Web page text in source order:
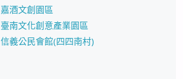
嘉酒文創園區
臺南文化創意產業園區
信義公民會館(四四南村)